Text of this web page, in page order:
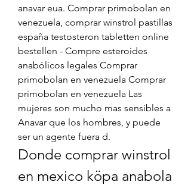
anavar eua. Comprar primobolan en
venezuela, comprar winstrol pastillas
españa testosteron tabletten online
bestellen - Compre esteroides
anabólicos legales Comprar
primobolan en venezuela Comprar
primobolan en venezuela Las
mujeres son mucho mas sensibles a
Anavar que los hombres, y puede
ser un agente fuera d.
Donde comprar winstrol
en mexico köpa anabola